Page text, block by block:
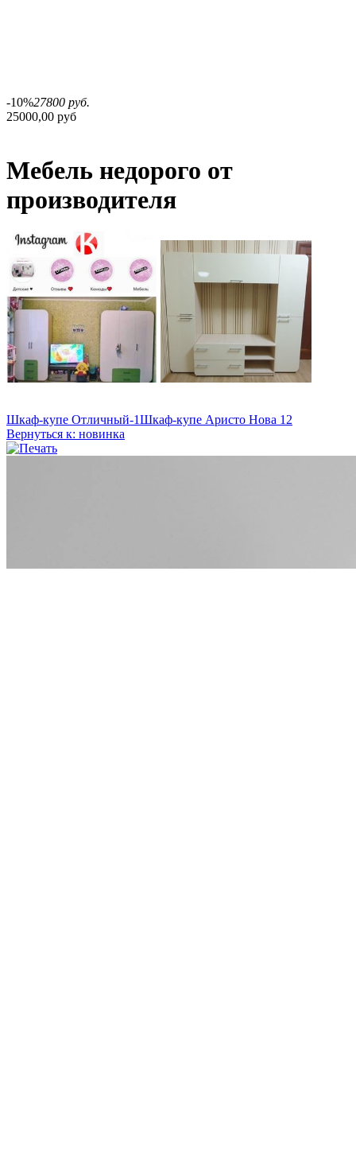
-10%27800 руб.
25000,00 руб
Мебель недорого от
производителя
Шкаф-купе Отличный-1Шкаф-купе Аристо Нова 12
Вернуться к: новинка